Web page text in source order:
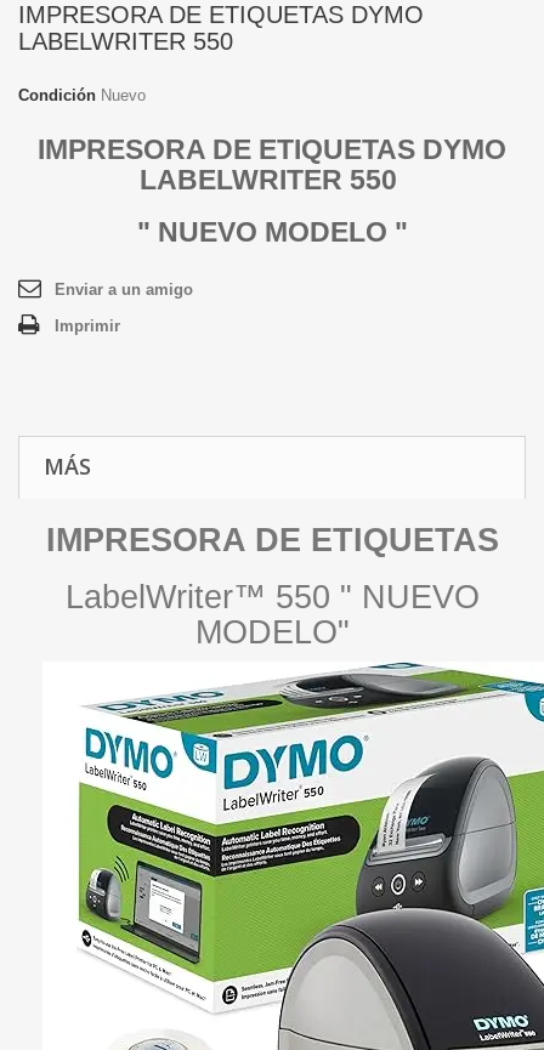
IMPRESORA DE ETIQUETAS DYMO
LABELWRITER 550
Condición Nuevo
IMPRESORA DE ETIQUETAS DYMO
LABELWRITER 550
" NUEVO MODELO "
Enviar a un amigo
Imprimir
MÁS
IMPRESORA DE ETIQUETAS
LabelWriter™ 550 " NUEVO
MODELO"